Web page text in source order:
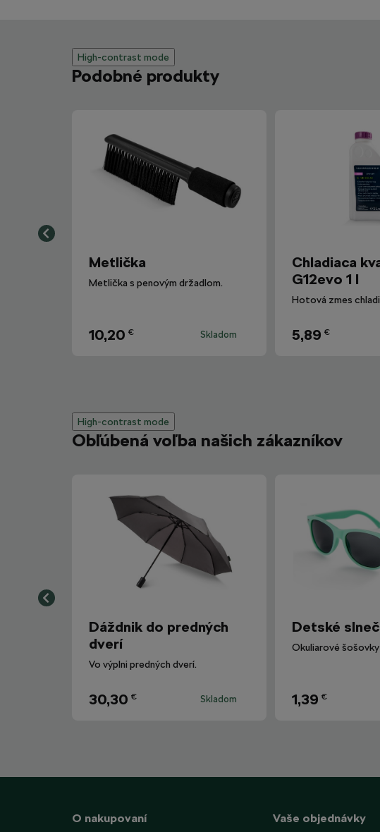
High-contrast mode
Podobné produkty
Metlička
Metlička s penovým držadlom.
10,20 € Skladom
Chladiaca
G12evo 1 l
5,89 €
High-contrast mode
Obľúbená voľba našich zákazníkov
Dáždnik do predných
dverí
Vo výplni predných dverí.
30,30 € Skladom
Detské
1,39 €
O nakupovaní Vaše objednávky